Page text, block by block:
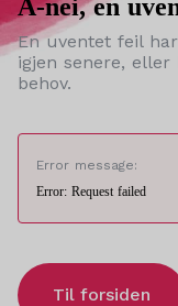
Å-nei, en
En uventet feil
igjen senere,
behov.
Error message:
Error: Request failed
Til forsiden